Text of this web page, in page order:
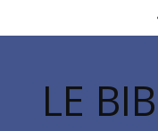
LE